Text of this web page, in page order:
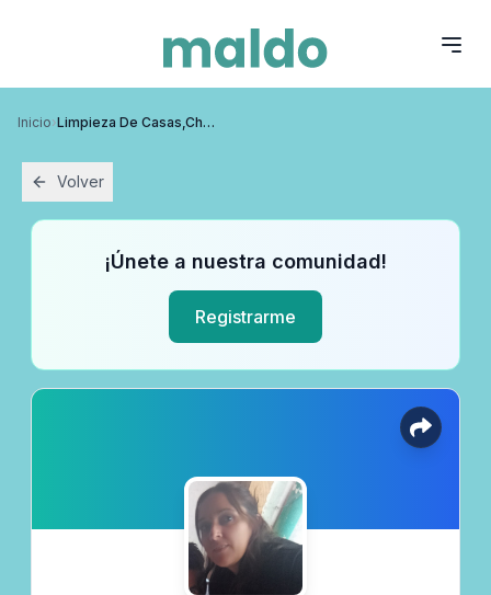
Inicio› Limpieza De Casas,chalet,y Obras
Volver
¡Únete a nuestra comunidad!
Registrarme